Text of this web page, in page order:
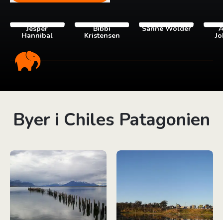
Jesper
Hannibal
Bibbi
Kristensen
Sanne Wolder
Byer i Chiles Patagonien